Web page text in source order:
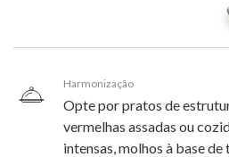
Harmonização
Opte por pratos de
vermelhas assadas ou
intensas, molhos à base